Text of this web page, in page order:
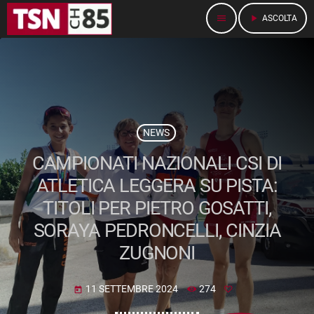
menu play_arrow ASCOLTA
NEWS
CAMPIONATI NAZIONALI CSI DI
ATLETICA LEGGERA SU PISTA:
TITOLI PER PIETRO GOSATTI,
SORAYA PEDRONCELLI, CINZIA
ZUGNONI
today 11 SETTEMBRE 2024 274